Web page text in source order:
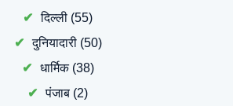
दिल्ली (55)
दुनियादारी(50)
धार्मिक(38)
पंजाब (2)